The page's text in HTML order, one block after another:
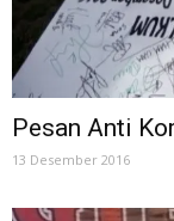
Pesan Anti
13 Desember 2016